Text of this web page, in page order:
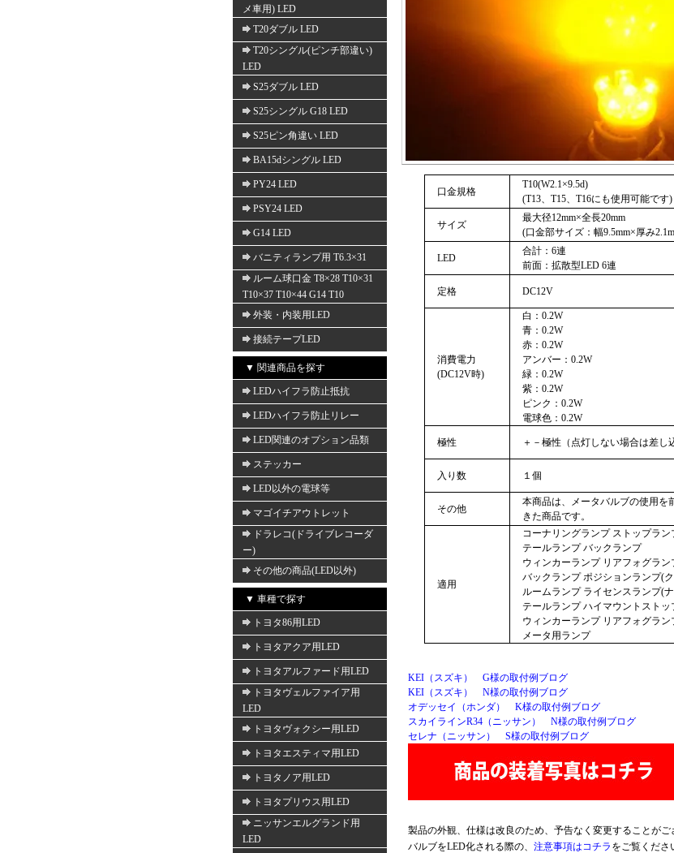
メ車用) LED
T20ダブル LED
T20シングル(ピンチ部違い)
LED
S25ダブル LED
S25シングル G18 LED
S25ピン角違い LED
BA15dシングル LED
PY24 LED
PSY24 LED
G14 LED
バニティランプ用 T6.3×31
ルーム球口金 T8×28 T10×31
T10×37 T10×44 G14 T10
外装・内装用LED
接続テープLED
▼ 関連商品を探す
LEDハイフラ防止抵抗
LEDハイフラ防止リレー
LED関連のオプション品類
ステッカー
LED以外の電球等
マゴイチアウトレット
ドラレコ(ドライブレコーダ
ー)
その他の商品(LED以外)
▼ 車種で探す
トヨタ86用LED
トヨタアクア用LED
トヨタアルファード用LED
トヨタヴェルファイア用
LED
トヨタヴォクシー用LED
トヨタエスティマ用LED
トヨタノア用LED
トヨタプリウス用LED
ニッサンエルグランド用
LED
口金規格
T10(W2.1×9.5d)
(T13、T15、T16にも使用可能です)
サイズ
最大径12mm×全長20mm
(口金部サイズ：幅9.5mm×厚み
LED
合計：6連
前面：拡散型LED 6連
定格 DC12V
消費電力
(DC12V時)
白：0.2W
青：0.2W
赤：0.2W
アンバー：0.2W
緑：0.2W
紫：0.2W
ピンク：0.2W
電球色：0.2W
極性 ＋－極性（点灯しない場合は差し
入り数 １個
その他
本商品は、メータバルブの使用を
きた商品です。
適用
コーナリングランプ ストップラン
テールランプ バックランプ
ウィンカーランプ リアフォグラン
バックランプ ポジションランプ(
ルームランプ ライセンスランプ(
テールランプ ハイマウントストッ
ウィンカーランプ リアフォグラン
メータ用ランプ
KEI（スズキ） G様の取付例ブログ
KEI（スズキ） N様の取付例ブログ
オデッセイ（ホンダ） K様の取付例ブログ
スカイラインR34（ニッサン） N様の取付例ブログ
セレナ（ニッサン） S様の取付例ブログ
製品の外観、仕様は改良のため、予告なく変更することがご
バルブをLED化される際の、 注意事項はコチラ をご覧くださ